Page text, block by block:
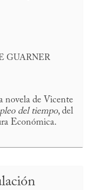
GUARNER
novela de Vicente
del tiempo, del
Económica.